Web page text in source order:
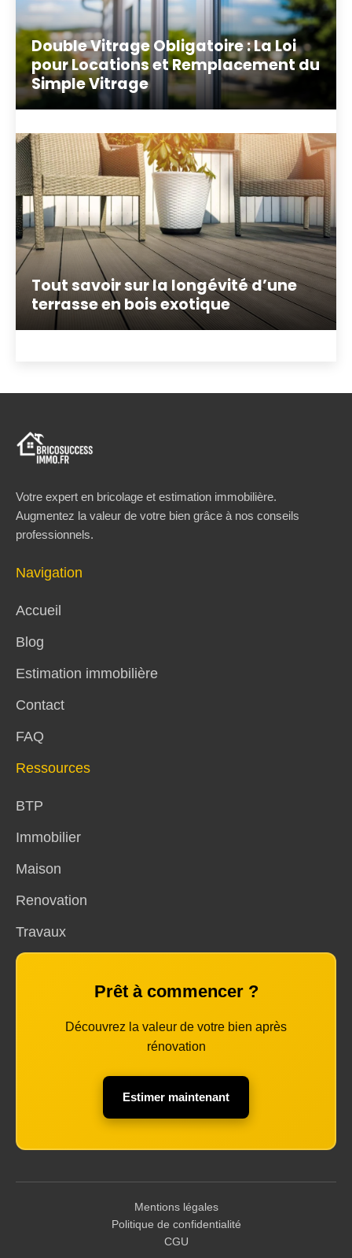
Double Vitrage Obligatoire : La Loi
pour Locations et Remplacement du
Simple Vitrage
Tout savoir sur la longévité d’une
terrasse en bois exotique
Votre expert en bricolage et estimation immobilière.
Augmentez la valeur de votre bien grâce à nos conseils
professionnels.
Navigation
Accueil
Blog
Estimation immobilière
Contact
FAQ
Ressources
BTP
Immobilier
Maison
Renovation
Travaux
Prêt à commencer ?
Découvrez la valeur de votre bien après
rénovation
Estimer maintenant
Mentions légales
Politique de confidentialité
CGU